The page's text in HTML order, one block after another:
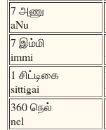
7 அணு
aNu
7 இம்மி
immi
1 சிட்டிகை
sittigai
360 நெல்
nel